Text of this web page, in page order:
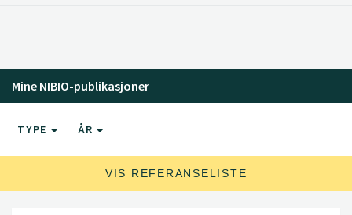
Mine NIBIO-publikasjoner
TYPE ÅR
VIS REFERANSELISTE